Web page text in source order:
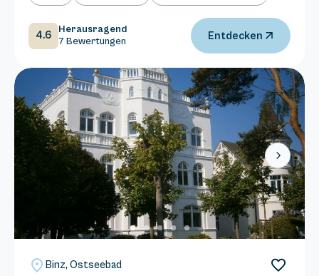
4.6
Herausragend
7 Bewertungen
Entdecken
Next
Binz, Ostseebad